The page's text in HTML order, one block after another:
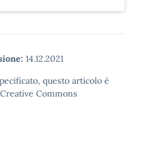
14.12.2021
questo articolo è
Commons